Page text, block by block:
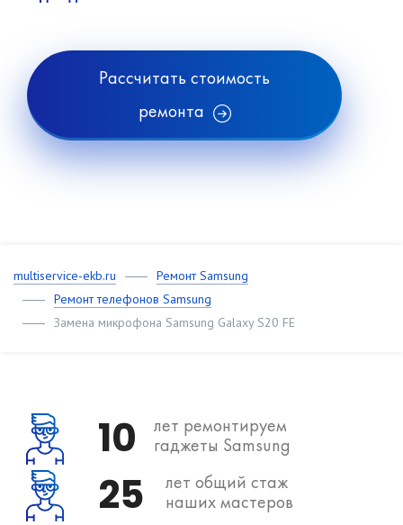
Рассчитать стоимость
ремонта
multiservice-ekb.ru
Ремонт Samsung
Ремонт телефонов Samsung
Замена микрофона Samsung Galaxy S20 FE
10
лет ремонтируем
гаджеты Samsung
25
лет общий стаж
наших мастеров